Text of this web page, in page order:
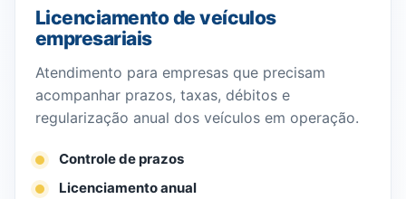
Licenciamento de veículos
empresariais
Atendimento para empresas que precisam
acompanhar prazos, taxas, débitos e
regularização anual dos veículos em operação.
Controle de prazos
Licenciamento anual